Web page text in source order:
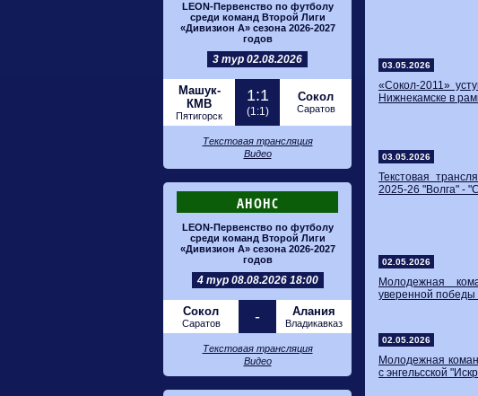
LEON-Первенство по футболу
среди команд Второй Лиги
«Дивизион А» сезона 2026-2027
годов
3 тур 02.08.2026
Машук-
КМВ
Пятигорск
1:1
(1:1)
Сокол
Саратов
Текстовая трансляция
Видео
АНОНС
LEON-Первенство по футболу
среди команд Второй Лиги
«Дивизион А» сезона 2026-2027
годов
4 тур 08.08.2026 18:00
Сокол
Саратов - Алания
Владикавказ
Текстовая трансляция
Видео
03.05.2026
«Сокол-2011»
Нижнекамске в
03.05.2026
Текстовая
2025-26 "Волга" -
02.05.2026
Молодежная
уверенной победы
02.05.2026
Молодежная
с энгельсской